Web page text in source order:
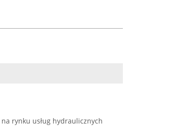
rynku usług hydraulicznych